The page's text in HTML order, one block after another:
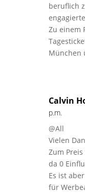
beruflich
Zu einem
München
Calvin
p.m.
@All
Vielen
Zum
da 0
Es ist
für